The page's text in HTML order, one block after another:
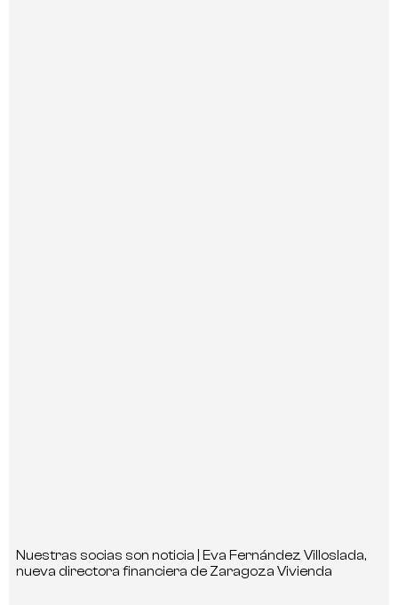
Nuestras socias son noticia | Eva Fernández Villoslada,
nueva directora financiera de Zaragoza Vivienda